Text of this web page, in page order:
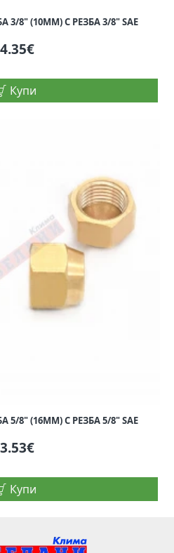
8" (10ММ) С РЕЗБА 3/8" SAE
4.35€
Купи
8" (16MM) С РЕЗБА 5/8" SAE
3.53€
Купи